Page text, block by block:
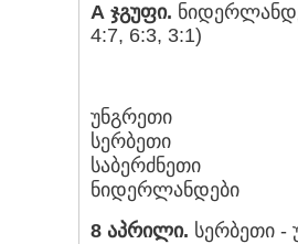
A ჯგუფი.
4:7, 6:3, 3:1)
უნგრეთი
სერბეთი
საბერძნეთი
ნიდერლანდები
8 აპრილი. სერბეთი -